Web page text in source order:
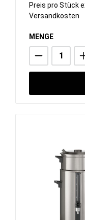
Preis pro Stück
Versandkosten
MENGE